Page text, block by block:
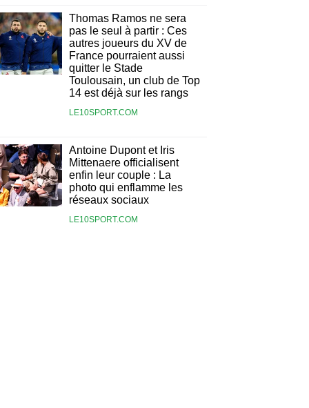
Thomas Ramos ne sera
pas le seul à partir : Ces
autres joueurs du XV de
France pourraient aussi
quitter le Stade
Toulousain, un club de Top
14 est déjà sur les rangs
LE10SPORT.COM
Antoine Dupont et Iris
Mittenaere officialisent
enfin leur couple : La
photo qui enflamme les
réseaux sociaux
LE10SPORT.COM